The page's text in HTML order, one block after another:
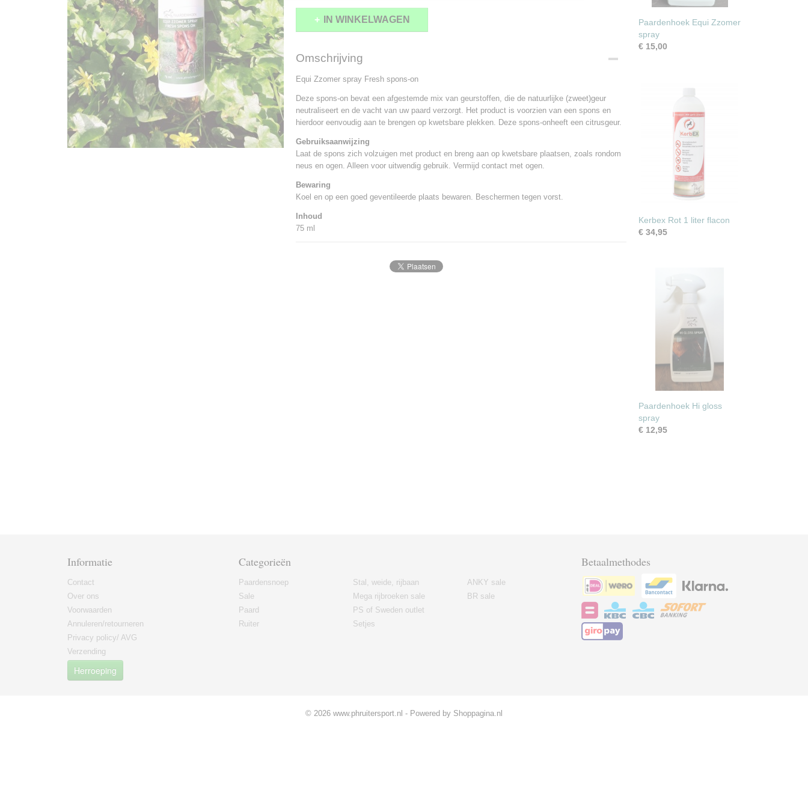
IN WINKELWAGEN
Omschrijving
Equi Zzomer spray Fresh spons-on
Deze spons-on bevat een afgestemde mix van geurstoffen, die de natuurlijke (zweet)geur
neutraliseert en de vacht van uw paard verzorgt. Het product is voorzien van een spons en
hierdoor eenvoudig aan te brengen op kwetsbare plekken. Deze spons-onheeft een citrusgeur.
Gebruiksaanwijzing
Laat de spons zich volzuigen met product en breng aan op kwetsbare plaatsen, zoals rondom
neus en ogen. Alleen voor uitwendig gebruik. Vermijd contact met ogen.
Bewaring
Koel en op een goed geventileerde plaats bewaren. Beschermen tegen vorst.
Inhoud
75 ml
Paardenhoek Equi Zzomer
spray
€ 15,00
Kerbex Rot 1 liter flacon
€ 34,95
Paardenhoek Hi gloss
spray
€ 12,95
Informatie
Contact
Over ons
Voorwaarden
Annuleren/retourneren
Privacy policy/ AVG
Verzending
Herroeping
Categorieën
Paardensnoep
Sale
Paard
Ruiter
Stal, weide, rijbaan
Mega rijbroeken sale
PS of Sweden outlet
Setjes
ANKY sale
BR sale
Betaalmethodes
© 2026 www.phruitersport.nl - Powered by Shoppagina.nl